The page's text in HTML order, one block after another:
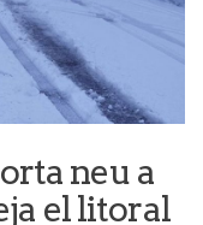
neu a
el litoral